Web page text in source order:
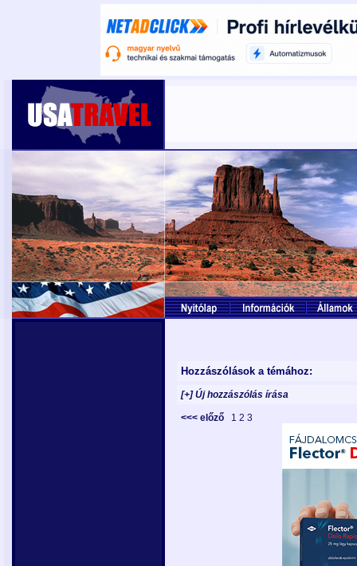
Hozzászólások a témához:
[+] Új hozzászólás írása
<<< előző 1 2 3